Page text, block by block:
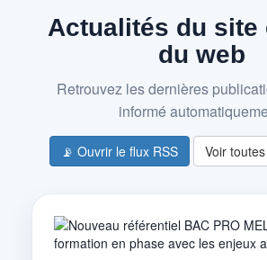
Actualités du site
du web
Retrouvez les dernières
informé
📡 Ouvrir le flux RSS Voir